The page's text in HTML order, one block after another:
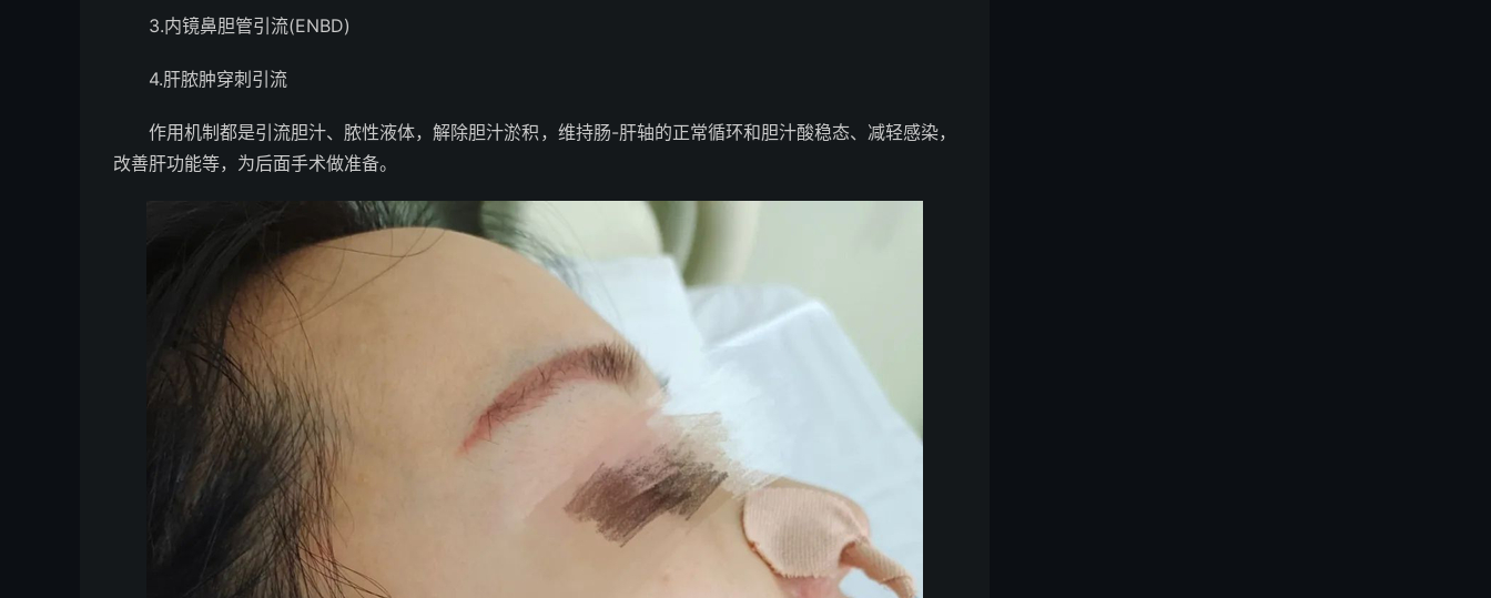
3.内镜鼻胆管引流(ENBD)
4.肝脓肿穿刺引流
作用机制都是引流胆汁、脓性液体，解除胆汁淤积，维持肠-肝轴的正常循环和胆汁酸稳态、减轻感染，
改善肝功能等，为后面手术做准备。